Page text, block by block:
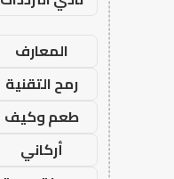
المعارف
رمح التقنية
طعم وكيف
أركاني